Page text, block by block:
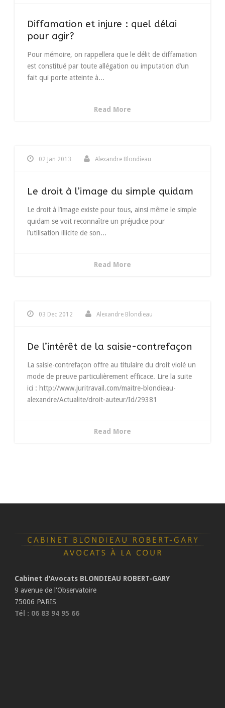
Diffamation et injure : quel délai
pour agir?
Pour mémoire, on rappellera que le délit de diffamation
est constitué par toute allégation ou imputation d’un
fait qui porte atteinte à...
Read More
02 Jan 2013 Alexandre Blondieau
Le droit à l’image du simple quidam
Le droit à l’image existe pour tous, ainsi même le simple
quidam se voit reconnaître un préjudice pour
l’utilisation illicite de son...
Read More
03 Dec 2012 Alexandre Blondieau
De l’intérêt de la saisie-contrefaçon
La saisie-contrefaçon offre au titulaire du droit violé un
mode de preuve particulièrement efficace. Lire la suite
ici : http://www.juritravail.com/maitre-blondieau-
alexandre/Actualite/droit-auteur/Id/29381
Read More
Cabinet d'Avocats BLONDIEAU ROBERT-GARY
9 avenue de l'Observatoire
75006 PARIS
Tél : 06 83 94 95 66